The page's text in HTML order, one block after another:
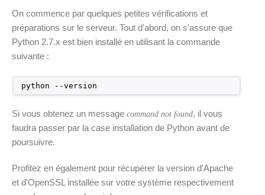
On commence par quelques petites vérifications et
préparations sur le serveur. Tout d'abord, on s'assure que
Python 2.7.x est bien installé en utilisant la commande
suivante :
python --version
Si vous obtenez un message command not found, il vous
faudra passer par la case installation de Python avant de
poursuivre.
Profitez en également pour récupérer la version d'Apache
et d'OpenSSL installée sur votre système respectivement